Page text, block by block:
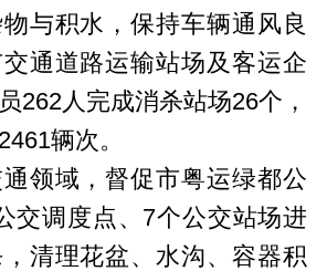
与积水，保持车辆通风良
通道路运输站场及客运企
262人完成消杀站场26个，
辆次。
域，督促市粤运绿都公
交调度点、7个公交站场进
清理花盆、水沟、容器积